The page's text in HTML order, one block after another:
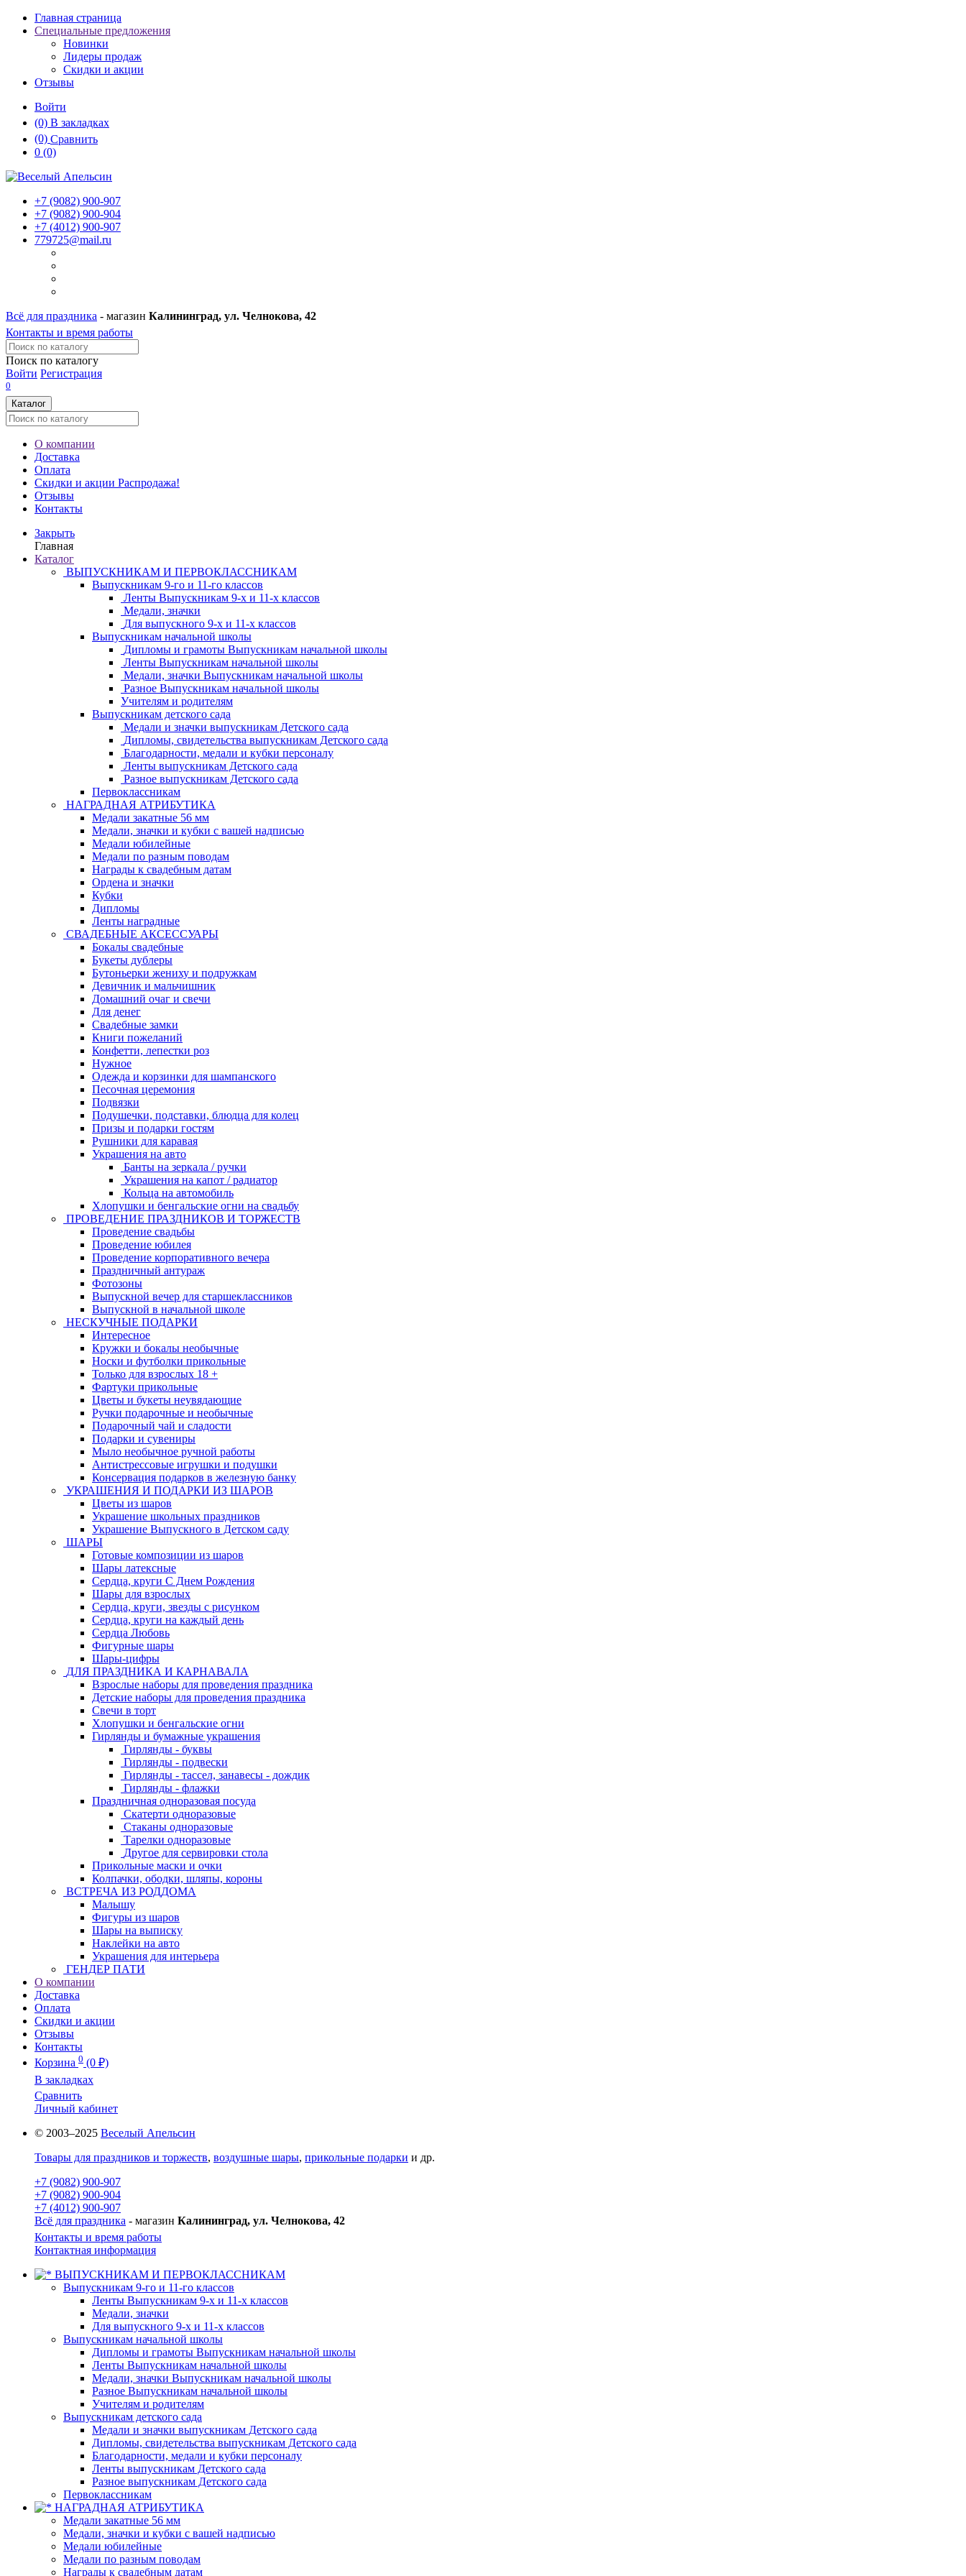
Главная страница
Специальные предложения
Новинки
Лидеры продаж
Скидки и акции
Отзывы
Войти
(0) В закладках
(0) Сравнить
0 (0)
+7 (9082) 900-907
+7 (9082) 900-904
+7 (4012) 900-907
779725@mail.ru
Всё для праздника - магазин Калининград, ул. Челнокова, 42
Контакты и время работы
Поиск по каталогу
Войти Регистрация
0
Каталог
О компании
Доставка
Оплата
Скидки и акции Распродажа!
Отзывы
Контакты
Закрыть
Главная
Каталог
ВЫПУСКНИКАМ И ПЕРВОКЛАССНИКАМ
Выпускникам 9-го и 11-го классов
Ленты Выпускникам 9-х и 11-х классов
Медали, значки
Для выпускного 9-х и 11-х классов
Выпускникам начальной школы
Дипломы и грамоты Выпускникам начальной школы
Ленты Выпускникам начальной школы
Медали, значки Выпускникам начальной школы
Разное Выпускникам начальной школы
Учителям и родителям
Выпускникам детского сада
Медали и значки выпускникам Детского сада
Дипломы, свидетельства выпускникам Детского сада
Благодарности, медали и кубки персоналу
Ленты выпускникам Детского сада
Разное выпускникам Детского сада
Первоклассникам
НАГРАДНАЯ АТРИБУТИКА
Медали закатные 56 мм
Медали, значки и кубки с вашей надписью
Медали юбилейные
Медали по разным поводам
Награды к свадебным датам
Ордена и значки
Кубки
Дипломы
Ленты наградные
СВАДЕБНЫЕ АКСЕССУАРЫ
Бокалы свадебные
Букеты дублеры
Бутоньерки жениху и подружкам
Девичник и мальчишник
Домашний очаг и свечи
Для денег
Свадебные замки
Книги пожеланий
Конфетти, лепестки роз
Нужное
Одежда и корзинки для шампанского
Песочная церемония
Подвязки
Подушечки, подставки, блюдца для колец
Призы и подарки гостям
Рушники для каравая
Украшения на авто
Банты на зеркала / ручки
Украшения на капот / радиатор
Кольца на автомобиль
Хлопушки и бенгальские огни на свадьбу
ПРОВЕДЕНИЕ ПРАЗДНИКОВ И ТОРЖЕСТВ
Проведение свадьбы
Проведение юбилея
Проведение корпоративного вечера
Праздничный антураж
Фотозоны
Выпускной вечер для старшеклассников
Выпускной в начальной школе
НЕСКУЧНЫЕ ПОДАРКИ
Интересное
Кружки и бокалы необычные
Носки и футболки прикольные
Только для взрослых 18 +
Фартуки прикольные
Цветы и букеты неувядающие
Ручки подарочные и необычные
Подарочный чай и сладости
Подарки и сувениры
Мыло необычное ручной работы
Антистрессовые игрушки и подушки
Консервация подарков в железную банку
УКРАШЕНИЯ И ПОДАРКИ ИЗ ШАРОВ
Цветы из шаров
Украшение школьных праздников
Украшение Выпускного в Детском саду
ШАРЫ
Готовые композиции из шаров
Шары латексные
Сердца, круги С Днем Рождения
Шары для взрослых
Сердца, круги, звезды с рисунком
Сердца, круги на каждый день
Сердца Любовь
Фигурные шары
Шары-цифры
ДЛЯ ПРАЗДНИКА И КАРНАВАЛА
Взрослые наборы для проведения праздника
Детские наборы для проведения праздника
Свечи в торт
Хлопушки и бенгальские огни
Гирлянды и бумажные украшения
Гирлянды - буквы
Гирлянды - подвески
Гирлянды - тассел, занавесы - дождик
Гирлянды - флажки
Праздничная одноразовая посуда
Скатерти одноразовые
Стаканы одноразовые
Тарелки одноразовые
Другое для сервировки стола
Прикольные маски и очки
Колпачки, ободки, шляпы, короны
ВСТРЕЧА ИЗ РОДДОМА
Малышу
Фигуры из шаров
Шары на выписку
Наклейки на авто
Украшения для интерьера
ГЕНДЕР ПАТИ
О компании
Доставка
Оплата
Скидки и акции
Отзывы
Контакты
Корзина 0 (0 ₽)
В закладках
Сравнить
Личный кабинет
© 2003–2025 Веселый Апельсин
Товары для праздников и торжеств, воздушные шары, прикольные подарки и др.
+7 (9082) 900-907
+7 (9082) 900-904
+7 (4012) 900-907
Всё для праздника - магазин Калининград, ул. Челнокова, 42
Контакты и время работы
Контактная информация
ВЫПУСКНИКАМ И ПЕРВОКЛАССНИКАМ
Выпускникам 9-го и 11-го классов
Ленты Выпускникам 9-х и 11-х классов
Медали, значки
Для выпускного 9-х и 11-х классов
Выпускникам начальной школы
Дипломы и грамоты Выпускникам начальной школы
Ленты Выпускникам начальной школы
Медали, значки Выпускникам начальной школы
Разное Выпускникам начальной школы
Учителям и родителям
Выпускникам детского сада
Медали и значки выпускникам Детского сада
Дипломы, свидетельства выпускникам Детского сада
Благодарности, медали и кубки персоналу
Ленты выпускникам Детского сада
Разное выпускникам Детского сада
Первоклассникам
НАГРАДНАЯ АТРИБУТИКА
Медали закатные 56 мм
Медали, значки и кубки с вашей надписью
Медали юбилейные
Медали по разным поводам
Награды к свадебным датам